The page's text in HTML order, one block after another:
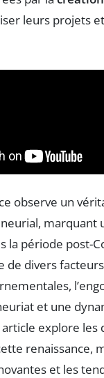
leurs projets
observe un
marquant
la période post-
de divers
et une
explore les
renaissance,
et les